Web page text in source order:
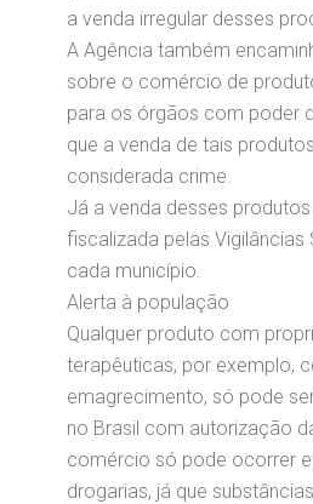
a venda irregular desses
A Agência também
sobre o comércio de
para os órgãos com poder
que a venda de tais
considerada crime.
Já a venda desses
fiscalizada pelas Vigilâncias
cada município.
Alerta à população
Qualquer produto com
terapêuticas, por exemplo,
emagrecimento, só pode
no Brasil com autorização
comércio só pode ocorrer
drogarias, já que